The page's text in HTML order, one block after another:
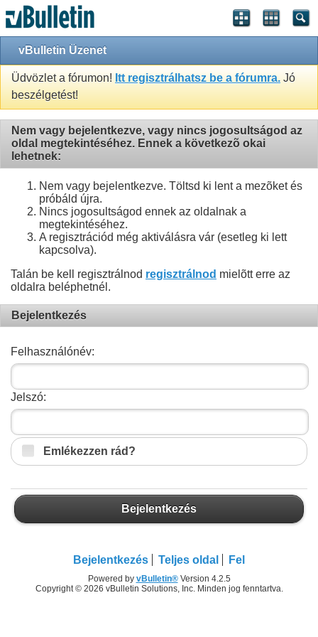
vBulletin Üzenet
Üdvözlet a fórumon! Itt regisztrálhatsz be a fórumra. Jó
beszélgetést!
Nem vagy bejelentkezve, vagy nincs jogosultságod az
oldal megtekintéséhez. Ennek a következõ okai
lehetnek:
Nem vagy bejelentkezve. Töltsd ki lent a mezõket és
próbáld újra.
Nincs jogosultságod ennek az oldalnak a
megtekintéséhez.
A regisztrációd még aktiválásra vár (esetleg ki lett
kapcsolva).
Talán be kell regisztrálnod regisztrálnod mielõtt erre az
oldalra beléphetnél.
Bejelentkezés
Felhasználónév:
Jelszó:
Emlékezzen rád?
Bejelentkezés
Bejelentkezés Teljes oldal Fel
Powered by vBulletin®Version 4.2.5
Copyright © 2026 vBulletin Solutions, Inc. Minden jog fenntartva.